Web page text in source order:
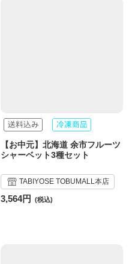
【お中元】北海道 余市フルーツ
シャーベット3種セット
TABIYOSE TOBUMALL本店
3,564円